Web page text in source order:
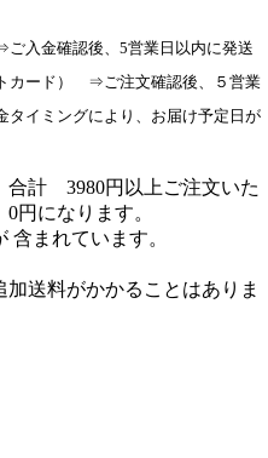
入金確認後、5営業日以内に発送
カード） ⇒ご注文確認後、５営業
イミングにより、お届け予定日が
合計 3980円以上ご注文いた
円になります。
含まれています。
送料がかかることはありま